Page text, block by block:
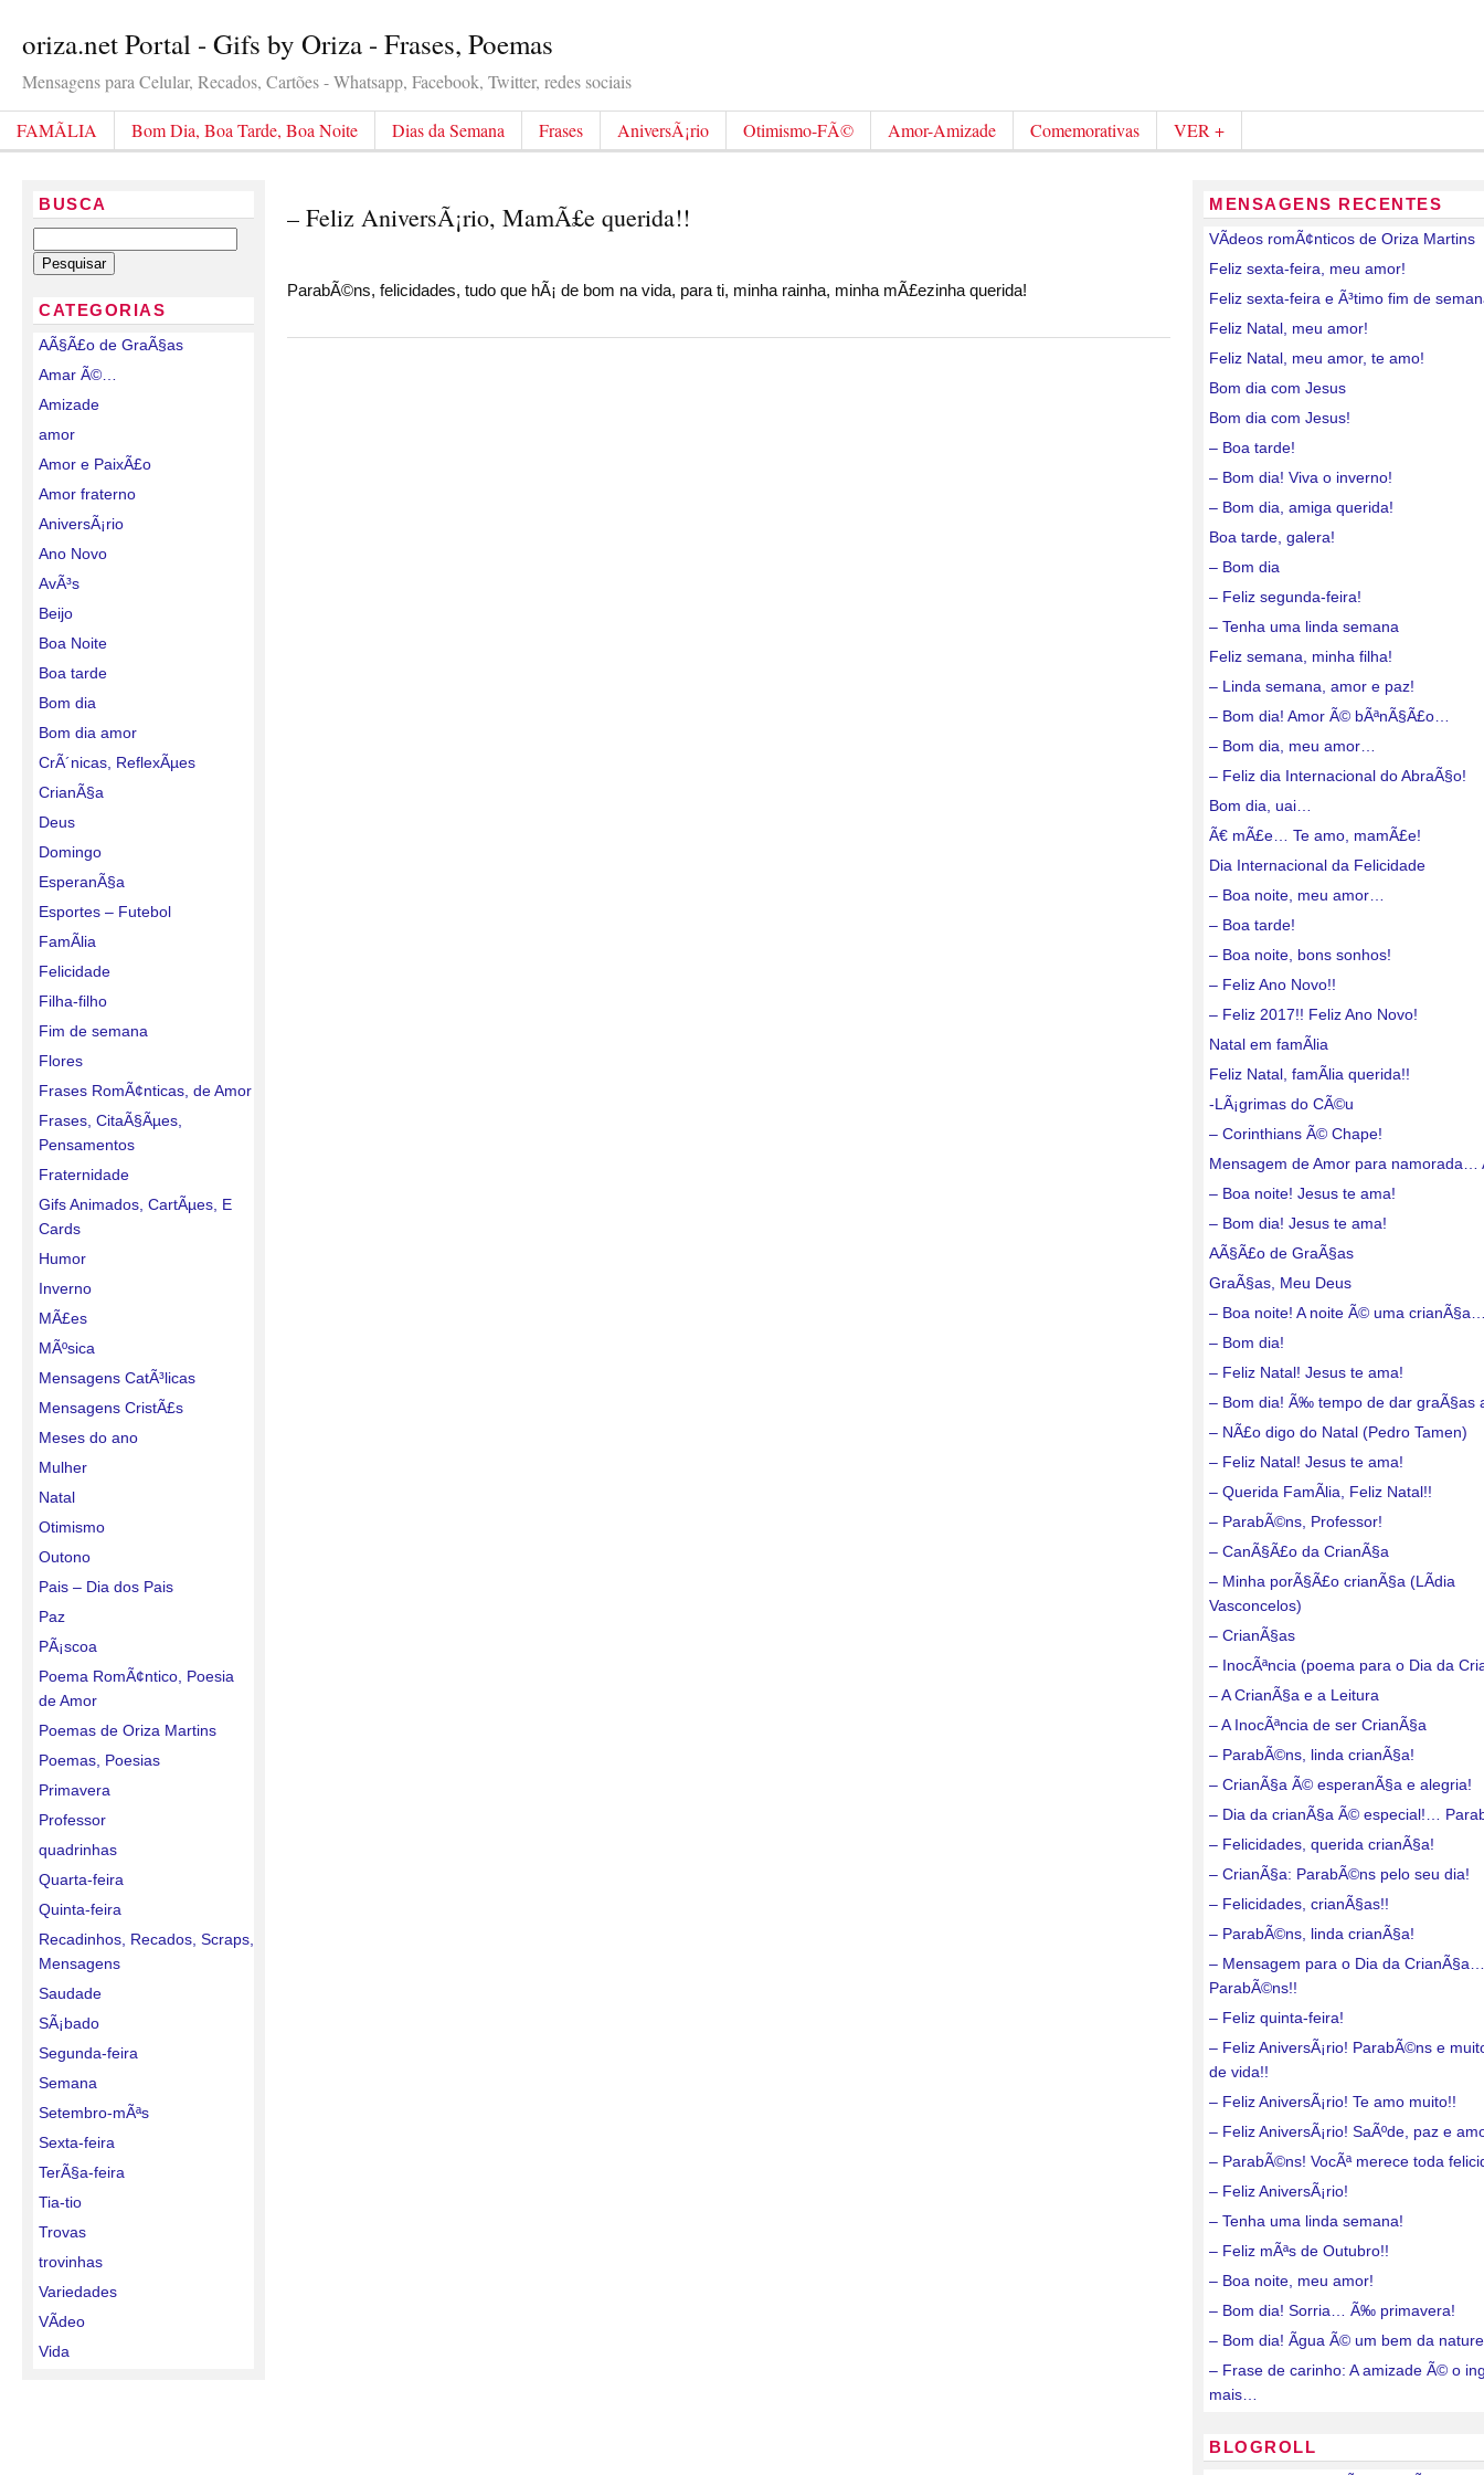
oriza.net Portal - Gifs by Oriza - Frases, Poemas
Mensagens para Celular, Recados, Cartões - Whatsapp, Facebook, Twitter, redes sociais
FAMÃLIA Bom Dia, Boa Tarde, Boa Noite Dias da Semana Frases AniversÃ¡rio Otimismo-FÃ© Amor-Amizade Comemorativas VER +
BUSCA
CATEGORIAS
AÃ§Ã£o de GraÃ§as
Amar Ã©…
Amizade
amor
Amor e PaixÃ£o
Amor fraterno
AniversÃ¡rio
Ano Novo
AvÃ³s
Beijo
Boa Noite
Boa tarde
Bom dia
Bom dia amor
CrÃ´nicas, ReflexÃµes
CrianÃ§a
Deus
Domingo
EsperanÃ§a
Esportes – Futebol
FamÃ­lia
Felicidade
Filha-filho
Fim de semana
Flores
Frases RomÃ¢nticas, de Amor
Frases, CitaÃ§Ãµes,
Pensamentos
Fraternidade
Gifs Animados, CartÃµes, E
Cards
Humor
Inverno
MÃ£es
MÃºsica
Mensagens CatÃ³licas
Mensagens CristÃ£s
Meses do ano
Mulher
Natal
Otimismo
Outono
Pais – Dia dos Pais
Paz
PÃ¡scoa
Poema RomÃ¢ntico, Poesia
de Amor
Poemas de Oriza Martins
Poemas, Poesias
Primavera
Professor
quadrinhas
Quarta-feira
Quinta-feira
Recadinhos, Recados, Scraps,
Mensagens
Saudade
SÃ¡bado
Segunda-feira
Semana
Setembro-mÃªs
Sexta-feira
TerÃ§a-feira
Tia-tio
Trovas
trovinhas
Variedades
VÃ­deo
Vida
– Feliz AniversÃ¡rio, MamÃ£e querida!!
ParabÃ©ns, felicidades, tudo que hÃ¡ de bom na vida, para ti, minha rainha, minha mÃ£ezinha querida!
MENSAGENS RECENTES
VÃ­deos romÃ¢nticos de Oriza Martins
Feliz sexta-feira, meu amor!
Feliz sexta-feira e Ã³timo fim de
Feliz Natal, meu amor!
Feliz Natal, meu amor, te amo!
Bom dia com Jesus
Bom dia com Jesus!
– Boa tarde!
– Bom dia! Viva o inverno!
– Bom dia, amiga querida!
Boa tarde, galera!
– Bom dia
– Feliz segunda-feira!
– Tenha uma linda semana
Feliz semana, minha filha!
– Linda semana, amor e paz!
– Bom dia! Amor Ã© bÃªnÃ§Ã£o…
– Bom dia, meu amor…
– Feliz dia Internacional do AbraÃ§o!
Bom dia, uai…
Ã€ mÃ£e… Te amo, mamÃ£e!
Dia Internacional da Felicidade
– Boa noite, meu amor…
– Boa tarde!
– Boa noite, bons sonhos!
– Feliz Ano Novo!!
– Feliz 2017!! Feliz Ano Novo!
Natal em famÃ­lia
Feliz Natal, famÃ­lia querida!!
-LÃ¡grimas do CÃ©u
– Corinthians Ã© Chape!
Mensagem de Amor para namorada…
– Boa noite! Jesus te ama!
– Bom dia! Jesus te ama!
AÃ§Ã£o de GraÃ§as
GraÃ§as, Meu Deus
– Boa noite! A noite Ã© uma
– Bom dia!
– Feliz Natal! Jesus te ama!
– Bom dia! Ã‰ tempo de dar graÃ§as
– NÃ£o digo do Natal (Pedro Tamen)
– Feliz Natal! Jesus te ama!
– Querida FamÃ­lia, Feliz Natal!!
– ParabÃ©ns, Professor!
– CanÃ§Ã£o da CrianÃ§a
– Minha porÃ§Ã£o crianÃ§a (LÃ­dia
Vasconcelos)
– CrianÃ§as
– InocÃªncia (poema para o Dia da
– A CrianÃ§a e a Leitura
– A InocÃªncia de ser CrianÃ§a
– ParabÃ©ns, linda crianÃ§a!
– CrianÃ§a Ã© esperanÃ§a e alegria!
– Dia da crianÃ§a Ã© especial!…
– Felicidades, querida crianÃ§a!
– CrianÃ§a: ParabÃ©ns pelo seu dia!
– Felicidades, crianÃ§as!!
– ParabÃ©ns, linda crianÃ§a!
– Mensagem para o Dia da CrianÃ§a…
ParabÃ©ns!!
– Feliz quinta-feira!
– Feliz AniversÃ¡rio! ParabÃ©ns e
de vida!!
– Feliz AniversÃ¡rio! Te amo muito!!
– Feliz AniversÃ¡rio! SaÃºde, paz e
– ParabÃ©ns! VocÃª merece toda
– Feliz AniversÃ¡rio!
– Tenha uma linda semana!
– Feliz mÃªs de Outubro!!
– Boa noite, meu amor!
– Bom dia! Sorria… Ã‰ primavera!
– Bom dia! Ãgua Ã© um bem da
– Frase de carinho: A amizade Ã© o
mais…
BLOGROLL